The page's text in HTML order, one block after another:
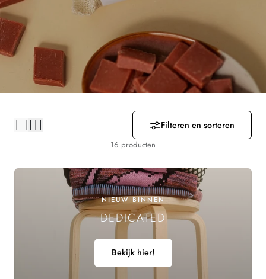
Z
A
M
E
N
Filteren en sorteren
16 producten
NIEUW BINNEN
DEDICATED
Bekijk hier!